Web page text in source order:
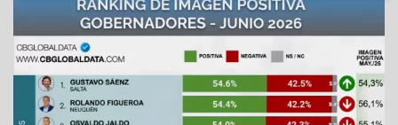
16/06/2026 Así se desprende del estudio que hace CB
Global Data desde 2020. Evalúa las imágenes de los 24
mandatarios locales en sus provincias.
Salta, Gustavo Sáenz alcanza un 54,6% de imagen
positiva: en el otro extremo, Axel Kicillof quedó en el
último lugar.